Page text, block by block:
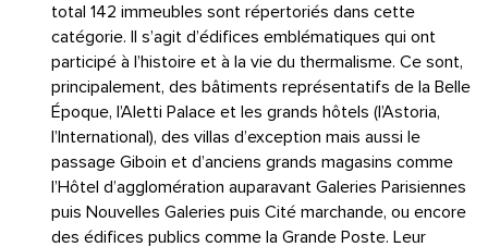
total 142 immeubles sont répertoriés dans cette
catégorie. Il s’agit d’édifices emblématiques qui ont
participé à l’histoire et à la vie du thermalisme. Ce sont,
principalement, des bâtiments représentatifs de la Belle
Époque, l’Aletti Palace et les grands hôtels (l’Astoria,
l’International), des villas d’exception mais aussi le
passage Giboin et d’anciens grands magasins comme
l’Hôtel d’agglomération auparavant Galeries Parisiennes
puis Nouvelles Galeries puis Cité marchande, ou encore
des édifices publics comme la Grande Poste. Leur